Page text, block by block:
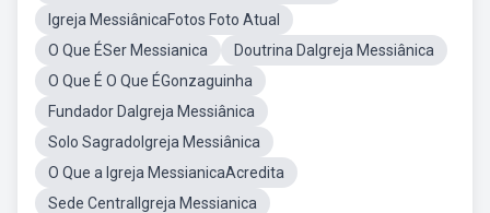
Igreja MessiânicaFotos Foto Atual
O Que ÉSer Messianica
Doutrina DaIgreja Messiânica
O Que É O Que ÉGonzaguinha
Fundador DaIgreja Messiânica
Solo SagradoIgreja Messiânica
O Que a Igreja MessianicaAcredita
Sede CentralIgreja Messianica